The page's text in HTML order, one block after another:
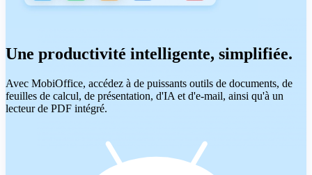
Une productivité intelligente, simplifiée.
Avec MobiOffice, accédez à de puissants outils de documents, de
feuilles de calcul, de présentation, d'IA et d'e-mail, ainsi qu'à un
lecteur de PDF intégré.